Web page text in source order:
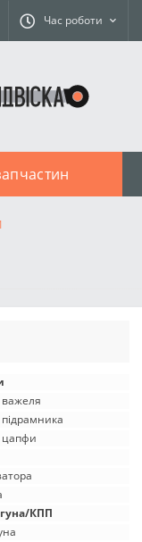
Час роботи
цапфи
КПП